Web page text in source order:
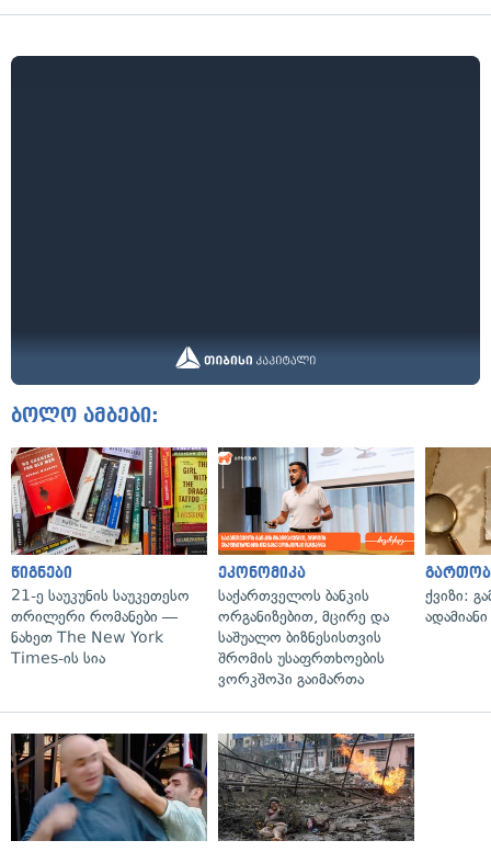
ბოლო ამბები:
წიგნები
21-ე საუკუნის საუკეთესო
თრილერი რომანები —
ნახეთ The New York
Times-ის სია
ეკონომიკა
საქართველოს ბანკის
ორგანიზებით, მცირე და
საშუალო ბიზნესისთვის
შრომის უსაფრთხოების
ვორკშოპი გაიმართა
ქვიზი: